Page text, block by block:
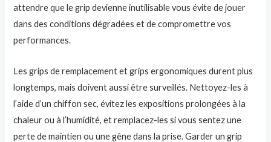
attendre que le grip devienne inutilisable vous évite de jouer
dans des conditions dégradées et de compromettre vos
performances.
Les grips de remplacement et grips ergonomiques durent plus
longtemps, mais doivent aussi être surveillés. Nettoyez-les à
l’aide d’un chiffon sec, évitez les expositions prolongées à la
chaleur ou à l’humidité, et remplacez-les si vous sentez une
perte de maintien ou une gêne dans la prise. Garder un grip